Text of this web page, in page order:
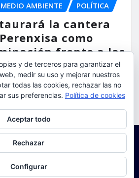
MEDIO AMBIENTE POLÍTICA
la cantera
como
frente a las
Ago 5, 2026
y de terceros para garantizar el
medir su uso y mejorar nuestros
todas las cookies, rechazar las no
sus preferencias. Política de cookies
Aceptar todo
Rechazar
Configurar
incluido cómo gestionar las cookies,